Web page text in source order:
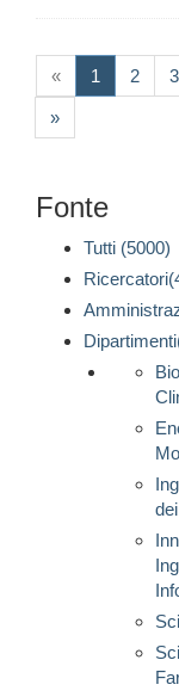
« 1 (current)
2 3
»
Fonte
Tutti (5000)